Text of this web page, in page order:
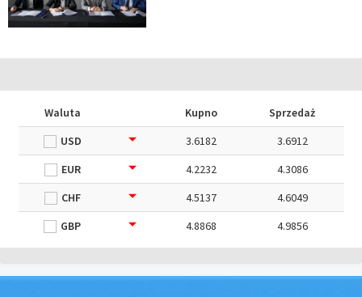
Waluta Kupno
Sprzedaż
USD
3.6182
3.6912
EUR
4.2232
4.3086
CHF
4.5137
4.6049
GBP
4.8868 4.9856